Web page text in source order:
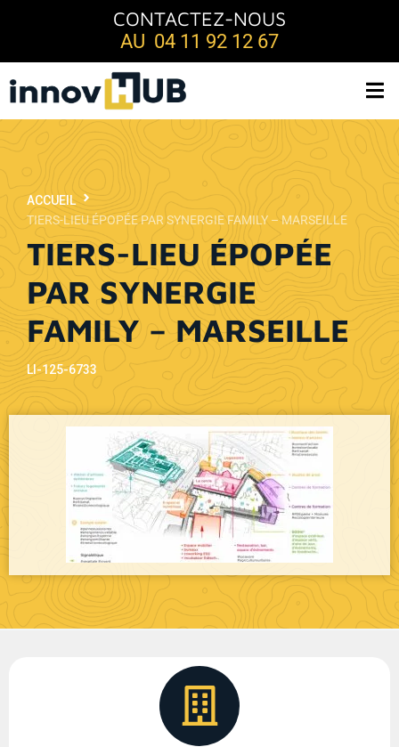
CONTACTEZ-NOUS
AU 04 11 92 12 67
TIERS-LIEU ÉPOPÉE
PAR SYNERGIE
FAMILY – MARSEILLE
ACCUEIL
TIERS-LIEU ÉPOPÉE PAR SYNERGIE FAMILY – MARSEILLE
LI-125-6733